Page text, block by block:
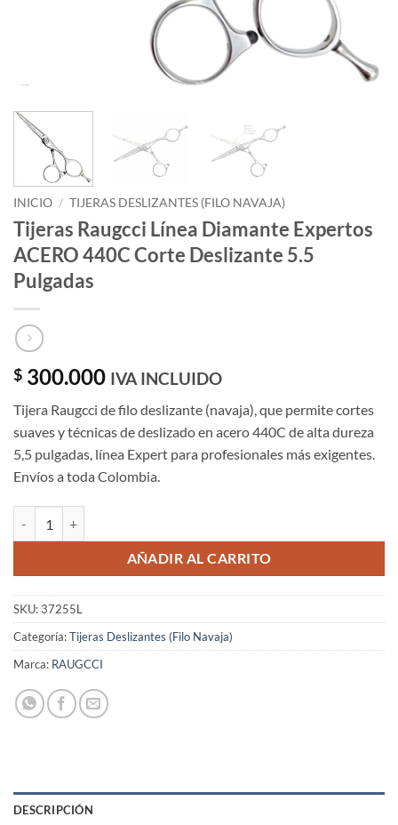
INICIO / TIJERAS DESLIZANTES (FILO NAVAJA)
Tijeras Raugcci Línea Diamante Expertos
ACERO 440C Corte Deslizante 5.5
Pulgadas
$ 300.000 IVA INCLUIDO
Tijera Raugcci de filo deslizante (navaja), que permite cortes
suaves y técnicas de deslizado en acero 440C de alta dureza
5,5 pulgadas, línea Expert para profesionales más exigentes.
Envíos a toda Colombia.
AÑADIR AL CARRITO
SKU:37255L
Categoría:Tijeras Deslizantes (Filo Navaja)
Marca: RAUGCCI
DESCRIPCIÓN